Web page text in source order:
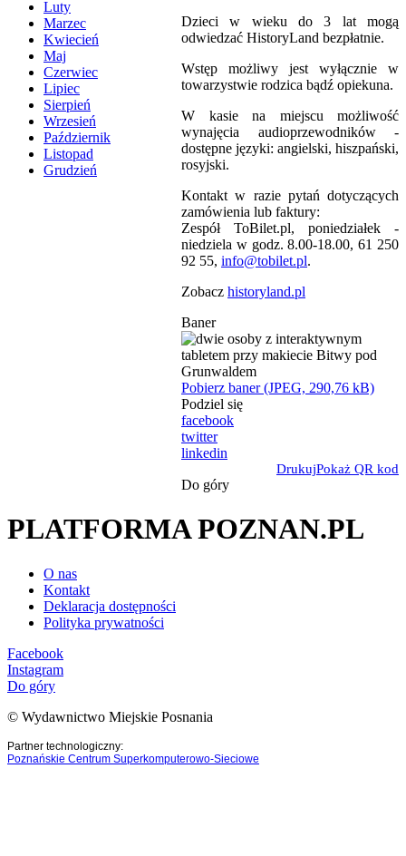
Luty
Marzec
Kwiecień
Maj
Czerwiec
Lipiec
Sierpień
Wrzesień
Październik
Listopad
Grudzień
Dzieci w wieku do 3 lat mogą
odwiedzać HistoryLand bezpłatnie.
Wstęp możliwy jest wyłącznie w
towarzystwie rodzica bądź opiekuna.
W kasie na miejscu możliwość
wynajęcia audioprzewodników -
dostępne języki: angielski, hiszpański,
rosyjski.
Kontakt w razie pytań dotyczących
zamówienia lub faktury:
Zespół ToBilet.pl, poniedziałek -
niedziela w godz. 8.00-18.00, 61 250
92 55, info@tobilet.pl.
Zobacz historyland.pl
Baner
Pobierz baner (JPEG, 290,76 kB)
Podziel się
facebook
twitter
linkedin
DrukujPokaż QR kod
Do góry
PLATFORMA POZNAN.PL
O nas
Kontakt
Deklaracja dostępności
Polityka prywatności
Facebook
Instagram
Do góry
© Wydawnictwo Miejskie Posnania
Partner technologiczny:
Poznańskie Centrum Superkomputerowo-Sieciowe